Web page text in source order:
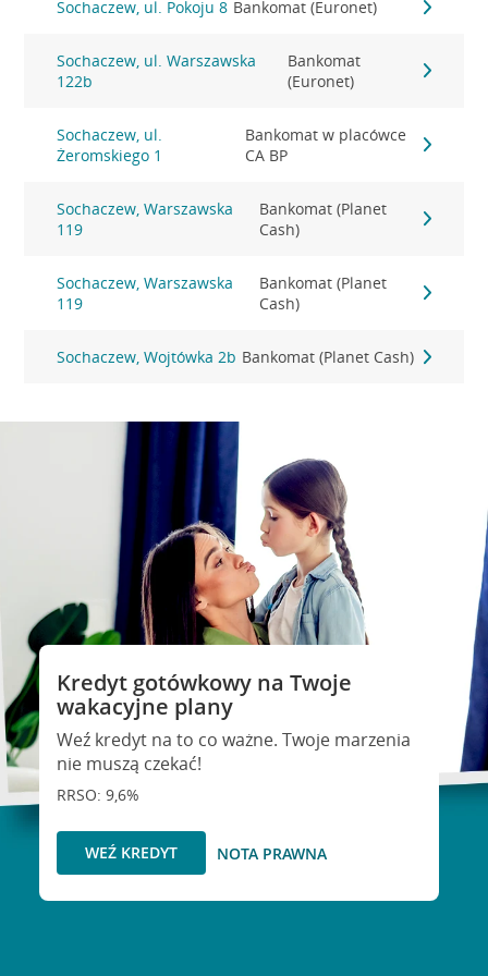
Sochaczew, ul. Pokoju 8 Bankomat (Euronet)
Sochaczew, ul. Warszawska
122b
Bankomat
(Euronet)
Sochaczew, ul.
Żeromskiego 1
Bankomat w placówce
CA BP
Sochaczew, Warszawska
119
Bankomat (Planet
Cash)
Sochaczew, Warszawska
119
Bankomat (Planet
Cash)
Sochaczew, Wojtówka 2b Bankomat (Planet Cash)
Kredyt gotówkowy na Twoje
wakacyjne plany
Weź kredyt na to co ważne. Twoje marzenia
nie muszą czekać!
RRSO: 9,6%
WEŹ KREDYT NOTA PRAWNA